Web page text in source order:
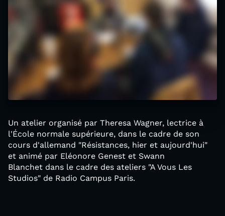
Un atelier organisé par Theresa Wagner, lectrice à
l'École normale supérieure, dans le cadre de son
cours d'allemand "Résistances, hier et aujourd'hui"
et animé par Eléonore Genest et Swann
Blanchet dans le cadre des ateliers "A Vous Les
Studios" de Radio Campus Paris.